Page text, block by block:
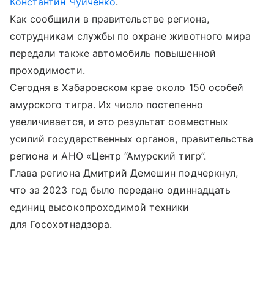
Как сообщили в правительстве региона,
сотрудникам службы по охране животного мира
передали также автомобиль повышенной
проходимости.
Сегодня в Хабаровском крае около 150 особей
амурского тигра. Их число постепенно
увеличивается, и это результат совместных
усилий государственных органов, правительства
региона и АНО «Центр “Амурский тигр”.
Глава региона Дмитрий Демешин подчеркнул,
что за 2023 год было передано одиннадцать
единиц высокопроходимой техники
для Госохотнадзора.